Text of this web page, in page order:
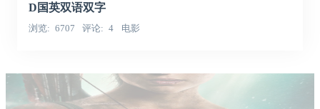
D国英双语双字
浏览 6707 评论 4 电影